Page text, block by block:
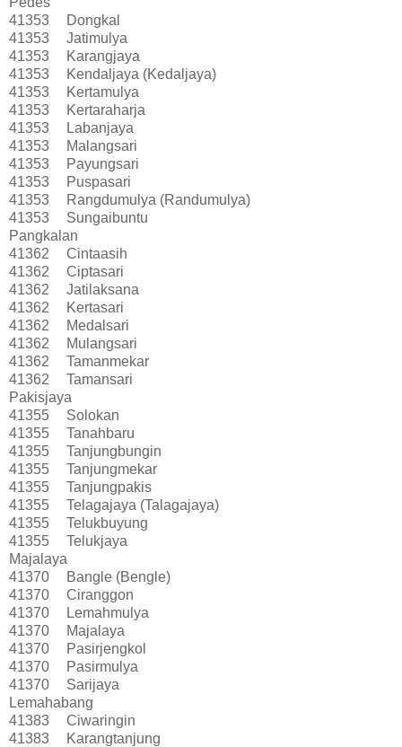
41353
Dongkal
41353
Jatimulya
41353
Karangjaya
41353
Kendaljaya (Kedaljaya)
41353
Kertamulya
41353
Kertaraharja
41353
Labanjaya
41353
Malangsari
41353
Payungsari
41353
Puspasari
41353
Rangdumulya (Randumulya)
41353
Sungaibuntu
Pangkalan
41362
Cintaasih
41362
Ciptasari
41362
Jatilaksana
41362
Kertasari
41362
Medalsari
41362
Mulangsari
41362
Tamanmekar
41362
Tamansari
Pakisjaya
41355
Solokan
41355
Tanahbaru
41355
Tanjungbungin
41355
Tanjungmekar
41355
Tanjungpakis
41355
Telagajaya (Talagajaya)
41355
Telukbuyung
41355
Telukjaya
Majalaya
41370
Bangle (Bengle)
41370
Ciranggon
41370
Lemahmulya
41370
Majalaya
41370
Pasirjengkol
41370
Pasirmulya
41370
Sarijaya
Lemahabang
41383
Ciwaringin
41383
Karangtanjung